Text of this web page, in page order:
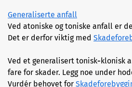
Generaliserte anfall
Ved atoniske og toniske anfall er
Det er derfor viktig med
Ved et generalisert tonisk-klonisk
fare for skader. Legg noe under
Vurdér behovet for